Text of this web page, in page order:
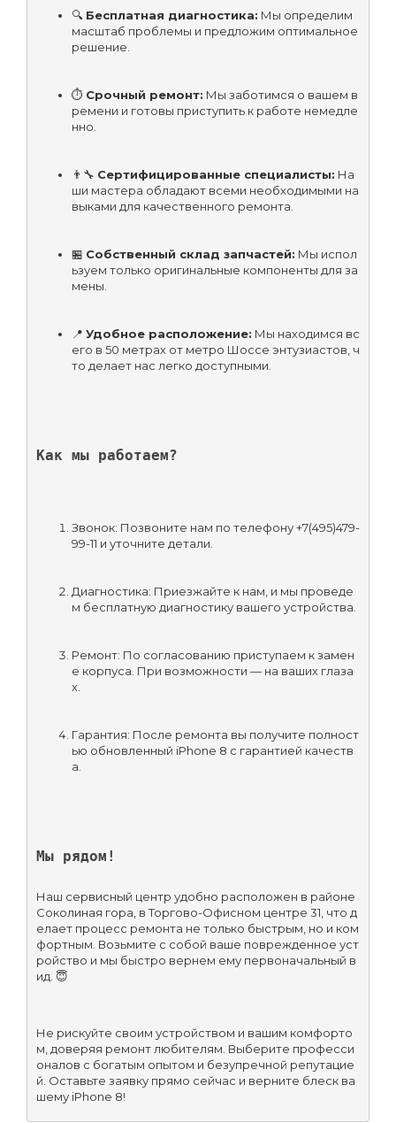
🔍 Бесплатная диагностика: Мы определим
масштаб проблемы и предложим оптимальное
решение.
⏱ Срочный ремонт: Мы заботимся о вашем в
ремени и готовы приступить к работе немедле
нно.
👨‍🔧 Сертифицированные специалисты: На
ши мастера обладают всеми необходимыми на
выками для качественного ремонта.
🏪 Собственный склад запчастей: Мы испол
ьзуем только оригинальные компоненты для за
мены.
📍 Удобное расположение: Мы находимся вс
его в 50 метрах от метро Шоссе энтузиастов, ч
то делает нас легко доступными.
Как мы работаем?
Звонок: Позвоните нам по телефону +7(495)479-
99-11 и уточните детали.
Диагностика: Приезжайте к нам, и мы проведе
м бесплатную диагностику вашего устройства.
Ремонт: По согласованию приступаем к замен
е корпуса. При возможности — на ваших глаза
х.
Гарантия: После ремонта вы получите полност
ью обновленный iPhone 8 с гарантией качеств
а.
Мы рядом!
Наш сервисный центр удобно расположен в районе
Соколиная гора, в Торгово-Офисном центре 31, что д
елает процесс ремонта не только быстрым, но и ком
фортным. Возьмите с собой ваше поврежденное уст
ройство и мы быстро вернем ему первоначальный в
ид. 😇
Не рискуйте своим устройством и вашим комфорто
м, доверяя ремонт любителям. Выберите професси
оналов с богатым опытом и безупречной репутацие
й. Оставьте заявку прямо сейчас и верните блеск ва
шему iPhone 8!